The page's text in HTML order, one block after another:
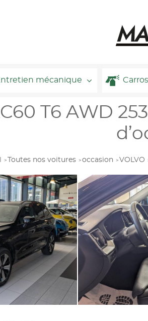
mécanique
T6 AWD
Toutes nos voitures occasion VOLVO